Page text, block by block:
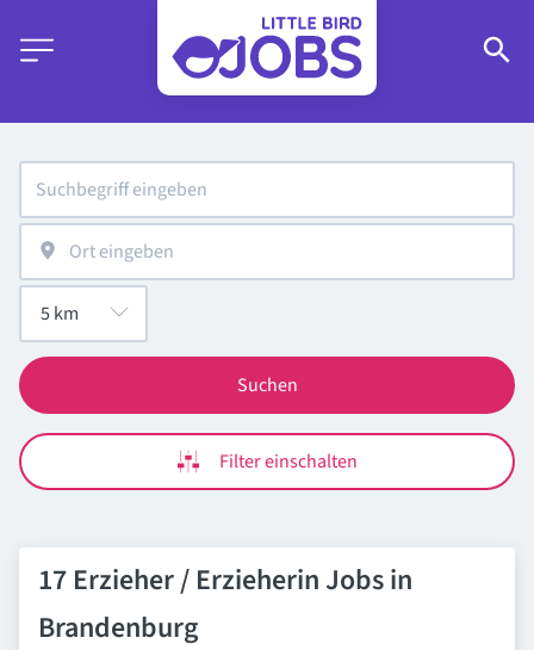
Suchen
Filter einschalten
17 Erzieher / Erzieherin Jobs in
Brandenburg